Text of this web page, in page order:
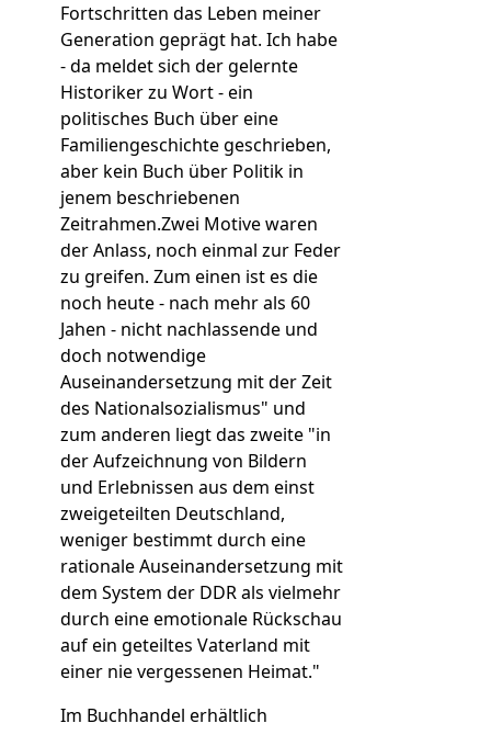
Fortschritten das Leben meiner
Generation geprägt hat. Ich habe
- da meldet sich der gelernte
Historiker zu Wort - ein
politisches Buch über eine
Familiengeschichte geschrieben,
aber kein Buch über Politik in
jenem beschriebenen
Zeitrahmen.Zwei Motive waren
der Anlass, noch einmal zur Feder
zu greifen. Zum einen ist es die
noch heute - nach mehr als 60
Jahen - nicht nachlassende und
doch notwendige
Auseinandersetzung mit der Zeit
des Nationalsozialismus" und
zum anderen liegt das zweite "in
der Aufzeichnung von Bildern
und Erlebnissen aus dem einst
zweigeteilten Deutschland,
weniger bestimmt durch eine
rationale Auseinandersetzung mit
dem System der DDR als vielmehr
durch eine emotionale Rückschau
auf ein geteiltes Vaterland mit
einer nie vergessenen Heimat."
Im Buchhandel erhältlich